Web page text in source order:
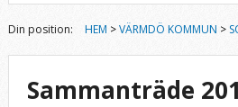
Din position: HEM >VÄRMDÖ KOMMUN >
Sammanträde